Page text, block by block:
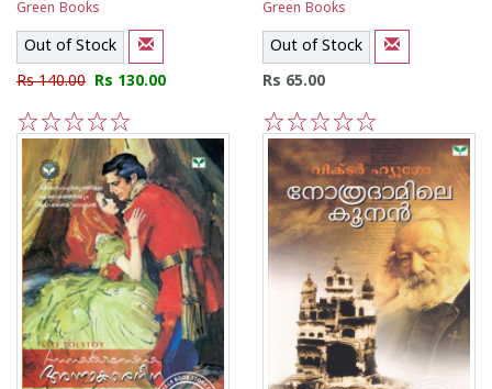
Green Books
Out of Stock
Rs 140.00 Rs 130.00
5
4
3
2
1
Green Books
Out of Stock
Rs 65.00
5
4
3
2
1